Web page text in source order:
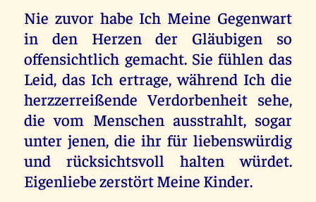
Nie zuvor habe Ich Meine Gegenwart
in den Herzen der Gläubigen so
offensichtlich gemacht. Sie fühlen das
Leid, das Ich ertrage, während Ich die
herzzerreißende Verdorbenheit sehe,
die vom Menschen ausstrahlt, sogar
unter jenen, die ihr für liebenswürdig
und rücksichtsvoll halten würdet.
Eigenliebe zerstört Meine Kinder.